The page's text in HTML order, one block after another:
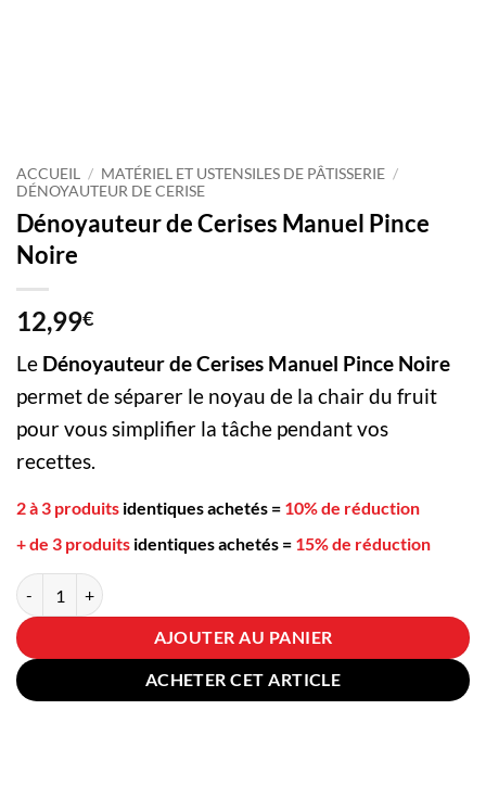
ACCUEIL / MATÉRIEL ET USTENSILES DE PÂTISSERIE /
DÉNOYAUTEUR DE CERISE
Dénoyauteur de Cerises Manuel Pince
Noire
12,99€
Le Dénoyauteur de Cerises Manuel Pince Noire
permet de séparer le noyau de la chair du fruit
pour vous simplifier la tâche pendant vos
recettes.
2 à 3 produits identiques achetés = 10% de réduction
+ de 3 produits identiques achetés = 15% de réduction
quantité de Dénoyauteur de Cerises Manuel Pince Noire
AJOUTER AU PANIER
ACHETER CET ARTICLE